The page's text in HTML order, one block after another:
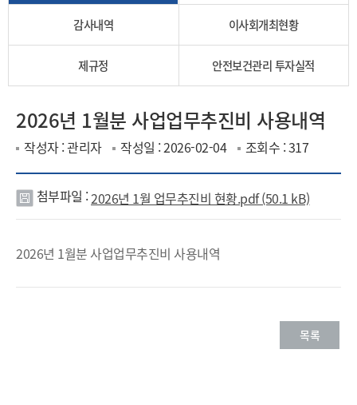
감사내역 이사회개최현황
제규정 안전보건관리 투자실적
2026년 1월분 사업업무추진비 사용내역
작성자 : 관리자 작성일 : 2026-02-04 조회수 : 317
첨
파
첨부파일 :2026년 1월 업무추진비 현황.pdf (50.1 kB)
2026년 1월분 사업업무추진비 사용내역
목록